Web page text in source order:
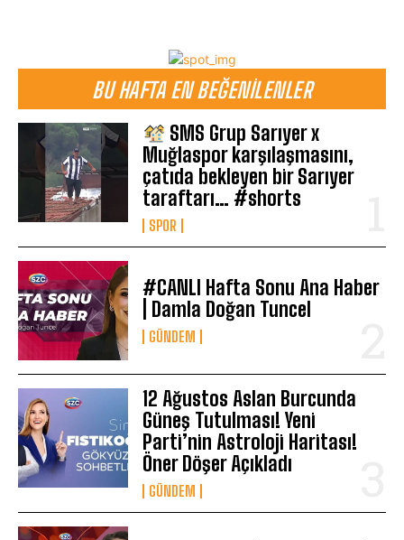
BU HAFTA EN BEĞENILENLER
SMS Grup Sarıyer x
Muğlaspor karşılaşmasını,
çatıda bekleyen bir Sarıyer
taraftarı… #shorts
SPOR
#CANLI Hafta Sonu Ana Haber
| Damla Doğan Tuncel
GÜNDEM
12 Ağustos Aslan Burcunda
Güneş Tutulması! Yeni
Parti’nin Astroloji Haritası!
Öner Döşer Açıkladı
GÜNDEM